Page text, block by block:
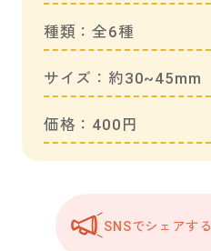
種類：全6種
サイズ：約30~45mm
価格：400円
SNSでシェアする